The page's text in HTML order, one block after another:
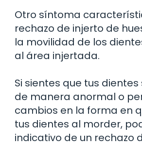
Otro síntoma
rechazo de injerto de
la movilidad de los
al área injertada.
Si sientes que tus
de manera anormal o
cambios en la forma en
tus dientes al morder,
indicativo de un rechazo